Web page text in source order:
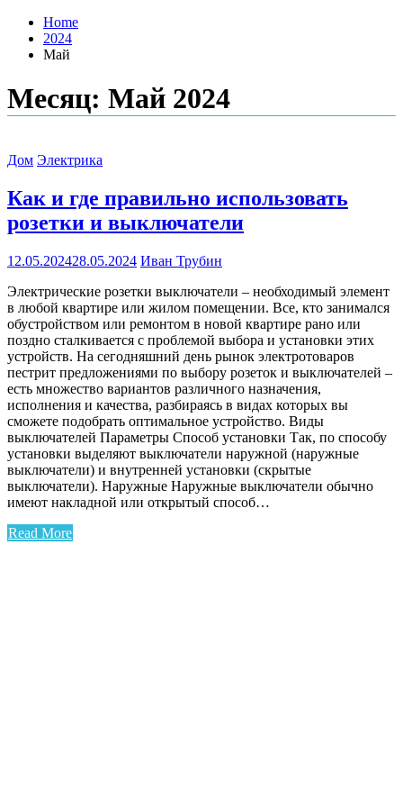
Home
2024
Май
Месяц: Май 2024
Дом Электрика
Как и где правильно использовать
розетки и выключатели
12.05.202428.05.2024 Иван Трубин
Электрические розетки выключатели – необходимый элемент
в любой квартире или жилом помещении. Все, кто занимался
обустройством или ремонтом в новой квартире рано или
поздно сталкивается с проблемой выбора и установки этих
устройств. На сегодняшний день рынок электротоваров
пестрит предложениями по выбору розеток и выключателей –
есть множество вариантов различного назначения,
исполнения и качества, разбираясь в видах которых вы
сможете подобрать оптимальное устройство. Виды
выключателей Параметры Способ установки Так, по способу
установки выделяют выключатели наружной (наружные
выключатели) и внутренней установки (скрытые
выключатели). Наружные Наружные выключатели обычно
имеют накладной или открытый способ…
Read More